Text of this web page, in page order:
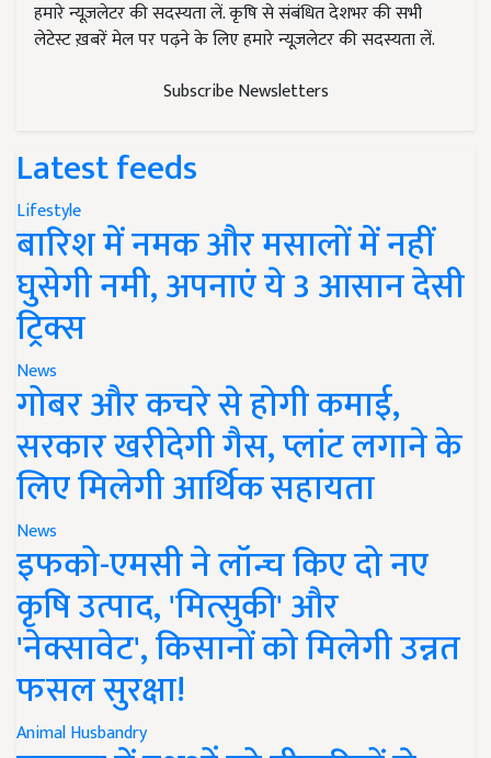
हमारे न्यूज़लेटर की सदस्यता लें. कृषि से संबंधित देशभर की सभी
लेटेस्ट ख़बरें मेल पर पढ़ने के लिए हमारे न्यूज़लेटर की सदस्यता लें.
Subscribe Newsletters
Latest feeds
Lifestyle
बारिश में नमक और मसालों में नहीं
घुसेगी नमी, अपनाएं ये 3 आसान देसी
ट्रिक्स
News
गोबर और कचरे से होगी कमाई,
सरकार खरीदेगी गैस, प्लांट लगाने के
लिए मिलेगी आर्थिक सहायता
News
इफको-एमसी ने लॉन्च किए दो नए
कृषि उत्पाद, 'मित्सुकी' और
'नेक्सावेट', किसानों को मिलेगी उन्नत
फसल सुरक्षा!
Animal Husbandry